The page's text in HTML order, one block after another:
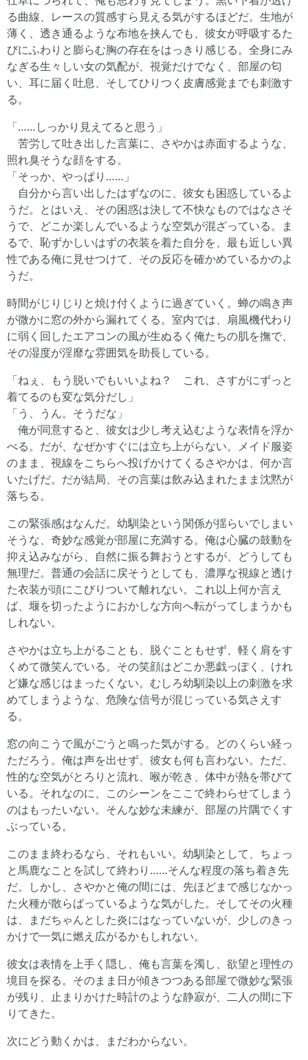
る曲線、レースの質感すら見える気がするほどだ。生地が
薄く、透き通るような布地を挟んでも、彼女が呼吸するた
びにふわりと膨らむ胸の存在をはっきり感じる。全身にみ
なぎる生々しい女の気配が、視覚だけでなく、部屋の匂
い、耳に届く吐息、そしてひりつく皮膚感覚までも刺激す
る。
「……しっかり見えてると思う」
苦労して吐き出した言葉に、さやかは赤面するような、
照れ臭そうな顔をする。
「そっか、やっぱり……」
自分から言い出したはずなのに、彼女も困惑しているよ
うだ。とはいえ、その困惑は決して不快なものではなさそ
うで、どこか楽しんでいるような空気が混ざっている。ま
るで、恥ずかしいはずの衣装を着た自分を、最も近しい異
性である俺に見せつけて、その反応を確かめているかのよ
うだ。
時間がじりじりと焼け付くように過ぎていく。蝉の鳴き声
が微かに窓の外から漏れてくる。室内では、扇風機代わり
に弱く回したエアコンの風が生ぬるく俺たちの肌を撫で、
その湿度が淫靡な雰囲気を助長している。
「ねぇ、もう脱いでもいいよね？ これ、さすがにずっと
着てるのも変な気分だし」
「う、うん。そうだな」
俺が同意すると、彼女は少し考え込むような表情を浮か
べる。だが、なぜかすぐには立ち上がらない。メイド服姿
のまま、視線をこちらへ投げかけてくるさやかは、何か言
いたげだ。だが結局、その言葉は飲み込まれたまま沈黙が
落ちる。
この緊張感はなんだ。幼馴染という関係が揺らいでしまい
そうな、奇妙な感覚が部屋に充満する。俺は心臓の鼓動を
抑え込みながら、自然に振る舞おうとするが、どうしても
無理だ。普通の会話に戻そうとしても、濃厚な視線と透け
た衣装が頭にこびりついて離れない。これ以上何か言え
ば、堰を切ったようにおかしな方向へ転がってしまうかも
しれない。
さやかは立ち上がることも、脱ぐこともせず、軽く肩をす
くめて微笑んでいる。その笑顔はどこか悪戯っぽく、けれ
ど嫌な感じはまったくない。むしろ幼馴染以上の刺激を求
めてしまうような、危険な信号が混じっている気さえす
る。
窓の向こうで風がごうと鳴った気がする。どのくらい経っ
ただろう。俺は声を出せず、彼女も何も言わない。ただ、
性的な空気がとろりと流れ、喉が乾き、体中が熱を帯びて
いる。それなのに、このシーンをここで終わらせてしまう
のはもったいない。そんな妙な未練が、部屋の片隅でくす
ぶっている。
このまま終わるなら、それもいい。幼馴染として、ちょっ
と馬鹿なことを試して終わり……そんな程度の落ち着き先
だ。しかし、さやかと俺の間には、先ほどまで感じなかっ
た火種が散らばっているような気がした。そしてその火種
は、まだちゃんとした炎にはなっていないが、少しのきっ
かけで一気に燃え広がるかもしれない。
彼女は表情を上手く隠し、俺も言葉を濁し、欲望と理性の
境目を探る。そのまま日が傾きつつある部屋で微妙な緊張
が残り、止まりかけた時計のような静寂が、二人の間に下
りてきた。
次にどう動くかは、まだわからない。